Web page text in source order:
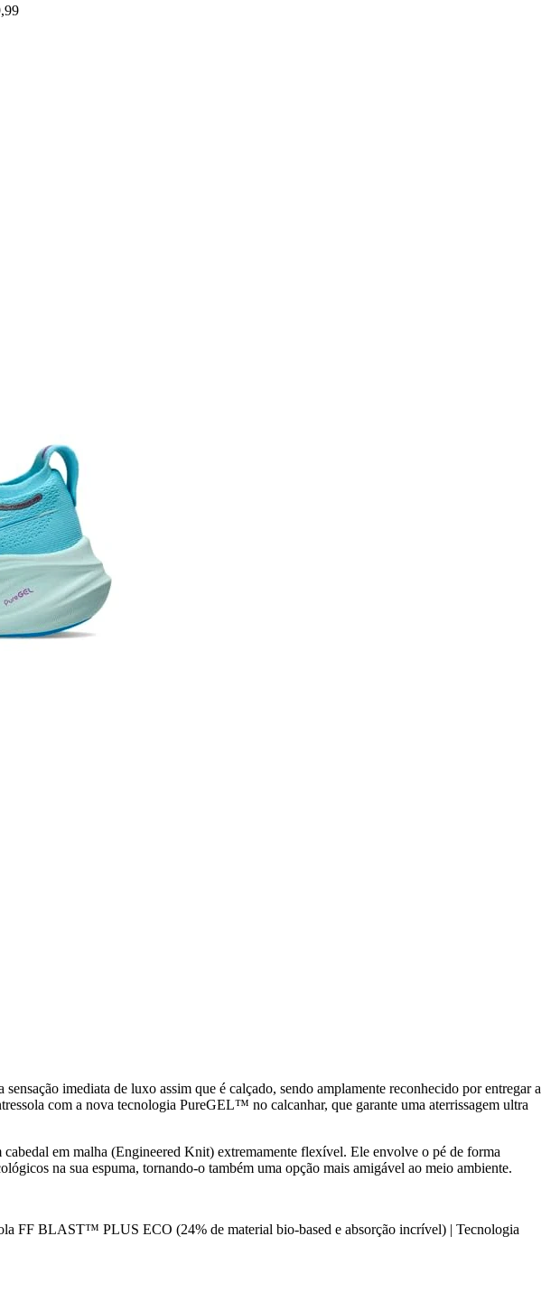
imediata de luxo assim que é calçado, sendo amplamente reconhecido por entregar a
com a nova tecnologia PureGEL™ no calcanhar, que garante uma aterrissagem ultra
em malha (Engineered Knit) extremamente flexível. Ele envolve o pé de forma
na sua espuma, tornando-o também uma opção mais amigável ao meio ambiente.
FF BLAST™ PLUS ECO (24% de material bio-based e absorção incrível) | Tecnologia